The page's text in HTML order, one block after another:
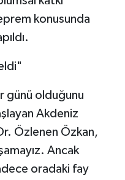
konusunda
günü olduğunu
Akdeniz
Özlenen Özkan,
Ancak
oradaki fay